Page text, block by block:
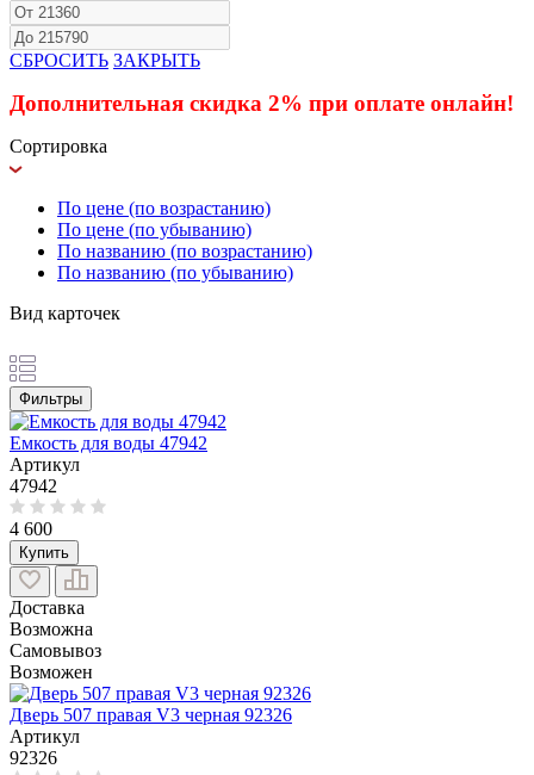
СБРОСИТЬ ЗАКРЫТЬ
Дополнительная скидка 2% при оплате онлайн!
Сортировка
По цене (по возрастанию)
По цене (по убыванию)
По названию (по возрастанию)
По названию (по убыванию)
Вид карточек
Фильтры
Емкость для воды 47942
Артикул
47942
4 600
Купить
Доставка
Возможна
Самовывоз
Возможен
Дверь 507 правая V3 черная 92326
Артикул
92326